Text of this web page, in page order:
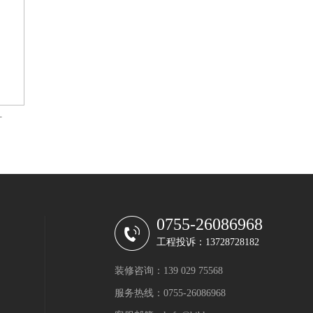
0755-26086968
工程投诉：13728728182
装修咨询：139 029 75568
服务热线：0755-26086968